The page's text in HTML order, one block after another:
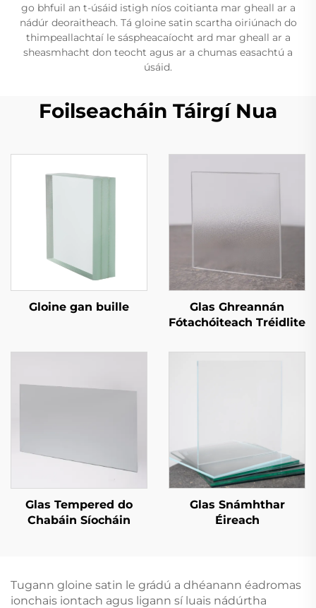
go bhfuil an t-úsáid istigh níos coitianta mar gheall ar a
nádúr deoraitheach. Tá gloine satin scartha oiriúnach do
thimpeallachtaí le sáspheacaíocht ard mar gheall ar a
sheasmhacht don teocht agus ar a chumas easachtú a
úsáid.
Foilseacháin Táirgí Nua
Gloine gan buille
Glas Ghreannán
Fótachóiteach Tréidlite
Glas Tempered do
Chabáin Síocháin
Glas Snámhthar
Éireach
Tugann gloine satin le grádú a dhéanann éadromas
ionchais iontach agus ligann sí luais nádúrtha